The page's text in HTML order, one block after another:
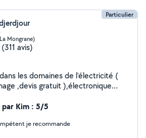
Particulier
Mongrane)
(311 avis)
les domaines de l'électricité (
,devis gratuit ),électronique
par Kim : 5/5
je recommande